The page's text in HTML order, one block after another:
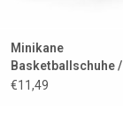
Minikane
Basketballschuhe /
Turnschuhe für die
€11,49